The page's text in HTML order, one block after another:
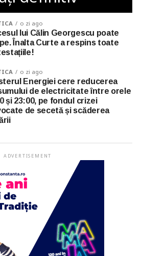
o zi ago
lui Călin Georgescu poate
Înalta Curte a respins toate
o zi ago
Energiei cere reducerea
de electricitate între orele
și 23:00, pe fondul crizei
de secetă și scăderea
ADVERTISEMENT